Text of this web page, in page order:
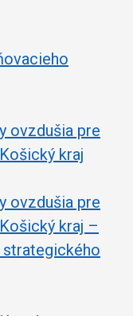
ovzdušia pre
kraj
ovzdušia pre
kraj –
strategického